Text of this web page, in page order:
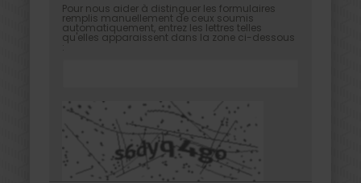
Pour nous aider à distinguer les formulaires
remplis manuellement de ceux soumis
automatiquement, entrez les lettres telles
qu'elles apparaissent dans la zone ci-dessous